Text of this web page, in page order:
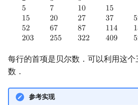
5
7 10 15
15 20 27 37 5
52 67 87 114 1
203 255 322 409 5
每行的首项是贝尔数．可以利用这
数．
参考实现